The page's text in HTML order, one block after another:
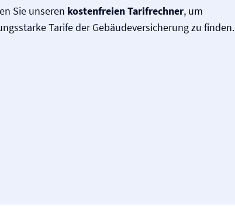
Sie unseren kostenfreien Tarifrechner, um
Tarife der Gebäude­­versicherung zu finden.